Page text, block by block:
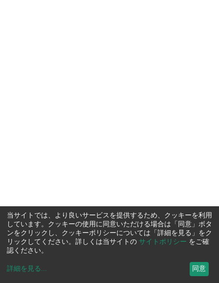
当サイトでは、より良いサービスを提供するため、クッキーを利用
しています。クッキーの使用に同意いただける場合は「同意」ボタ
ンをクリックし、クッキーポリシーについては「詳細を見る」をク
リックしてください。詳しくは当サイトの サイトポリシー をご確
認ください。
詳細を見る ... 同意